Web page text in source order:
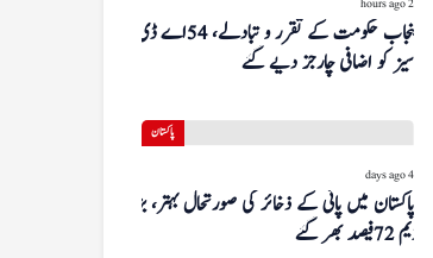
پنجاب حکومت کے تقرر و تبادلے، 54 اے ڈی
سیز کو اضافی چارجز دیے گئے
پاکستان
4 days ago
پاکستان میں پانی کے ذخائر کی صورتحال بہتر، بڑے
ڈیم 72 فیصد بھر گئے